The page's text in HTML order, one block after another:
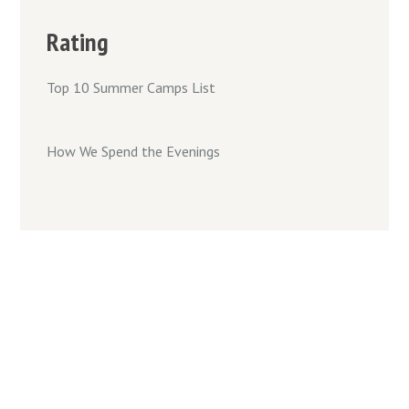
Rating
Top 10 Summer Camps List
How We Spend the Evenings